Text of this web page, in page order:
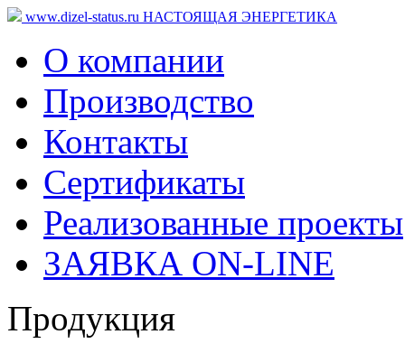
www.dizel-status.ru НАСТОЯЩАЯ ЭНЕРГЕТИКА
О компании
Производство
Контакты
Сертификаты
Реализованные проекты
ЗАЯВКА ON-LINE
Продукция